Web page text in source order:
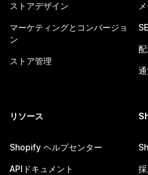
ストアデザイン
マーケティングとコンバージョ
ン
ストア管理
リソース
Shopify ヘルプセンター
APIドキュメント